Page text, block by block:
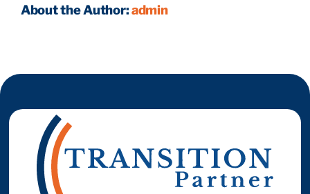
Prendre RDV
About the Author:admin